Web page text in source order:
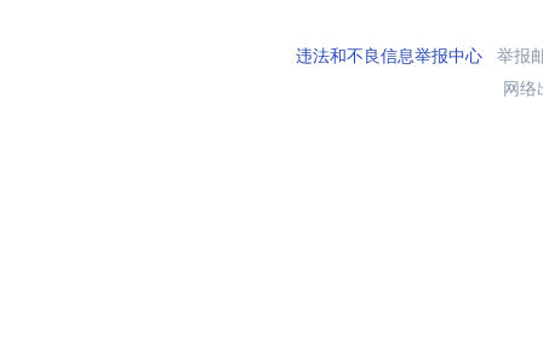
违法和不良信息举报中心举报
网